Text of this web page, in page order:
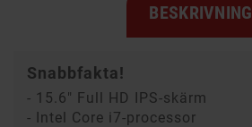
BESKRIVNING
Snabbfakta!
- 15.6" Full HD IPS-skärm
- Intel Core i7-processor